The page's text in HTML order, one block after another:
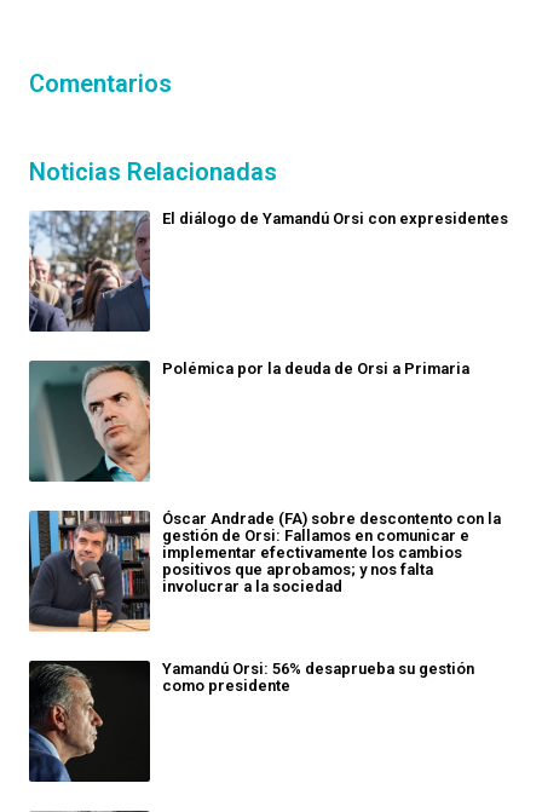
Comentarios
Noticias Relacionadas
El diálogo de Yamandú Orsi con expresidentes
Polémica por la deuda de Orsi a Primaria
Óscar Andrade (FA) sobre descontento con la
gestión de Orsi: Fallamos en comunicar e
implementar efectivamente los cambios
positivos que aprobamos; y nos falta
involucrar a la sociedad
Yamandú Orsi: 56% desaprueba su gestión
como presidente